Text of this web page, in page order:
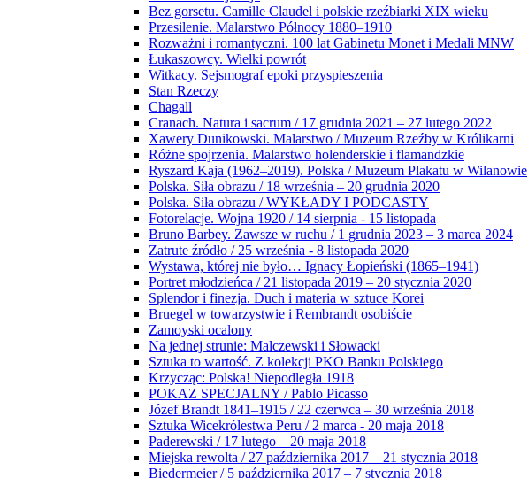
Bez gorsetu. Camille Claudel i polskie rzeźbiarki XIX wieku
Przesilenie. Malarstwo Północy 1880–1910
Rozważni i romantyczni. 100 lat Gabinetu Monet i Medali MNW
Łukaszowcy. Wielki powrót
Witkacy. Sejsmograf epoki przyspieszenia
Stan Rzeczy
Chagall
Cranach. Natura i sacrum / 17 grudnia 2021 – 27 lutego 2022
Xawery Dunikowski. Malarstwo / Muzeum Rzeźby w Królikarni
Różne spojrzenia. Malarstwo holenderskie i flamandzkie
Ryszard Kaja (1962–2019). Polska / Muzeum Plakatu w Wilanowie
Polska. Siła obrazu / 18 września – 20 grudnia 2020
Polska. Siła obrazu / WYKŁADY I PODCASTY
Fotorelacje. Wojna 1920 / 14 sierpnia - 15 listopada
Bruno Barbey. Zawsze w ruchu / 1 grudnia 2023 – 3 marca 2024
Zatrute źródło / 25 września - 8 listopada 2020
Wystawa, której nie było… Ignacy Łopieński (1865–1941)
Portret młodzieńca / 21 listopada 2019 – 20 stycznia 2020
Splendor i finezja. Duch i materia w sztuce Korei
Bruegel w towarzystwie i Rembrandt osobiście
Zamoyski ocalony
Na jednej strunie: Malczewski i Słowacki
Sztuka to wartość. Z kolekcji PKO Banku Polskiego
Krzycząc: Polska! Niepodległa 1918
POKAZ SPECJALNY / Pablo Picasso
Józef Brandt 1841–1915 / 22 czerwca – 30 września 2018
Sztuka Wicekrólestwa Peru / 2 marca - 20 maja 2018
Paderewski / 17 lutego – 20 maja 2018
Miejska rewolta / 27 października 2017 – 21 stycznia 2018
Biedermeier / 5 października 2017 – 7 stycznia 2018